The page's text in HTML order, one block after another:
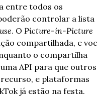
entre todos os
controlar a lista
. O Picture-in-Picture
compartilhada, e
o compartilha
API para que outros
e plataformas
já estão na festa.